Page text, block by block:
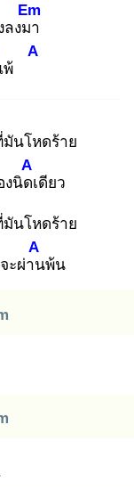
งมา
Em
พ้
A
นโหดร้าย
งนิดเ
A
ดียว
นโหดร้าย
ะผ่าน
A
พ้น